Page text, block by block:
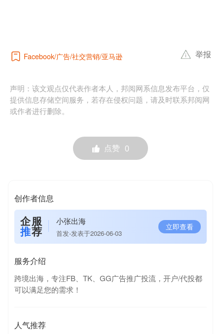
Facebook 广告 社交营销 亚马逊 举报
声明：该文观点仅代表作者本人，邦阅网系信息发布平台，仅
提供信息存储空间服务，若存在侵权问题，请及时联系邦阅网
或作者进行删除。
点赞 0
创作者信息
企服
推荐
小张出海
首发-发表于2026-06-03
立即查看
服务介绍
跨境出海，专注FB、TK、GG广告推广投流，开户/代投都
可以满足您的需求！
人气推荐